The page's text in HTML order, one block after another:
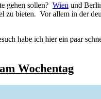
gehen sollen? Wien und
zu bieten. Vor allem in der
habe ich hier ein paar
Wochentag